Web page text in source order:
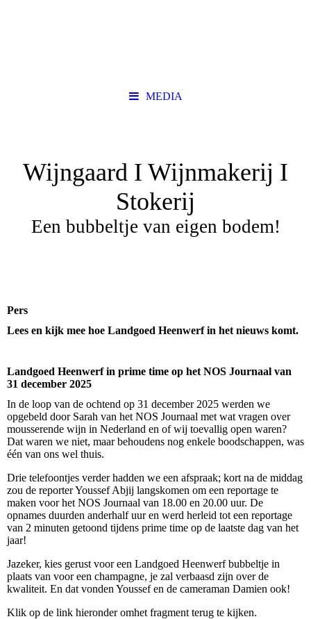
MEDIA
Wijngaard I Wijnmakerij I
Stokerij
Een bubbeltje van eigen bodem!
Pers
Lees en kijk mee hoe Landgoed Heenwerf in het nieuws komt.
Landgoed Heenwerf in prime time op het NOS Journaal van
31 december 2025
In de loop van de ochtend op 31 december 2025 werden we
opgebeld door Sarah van het NOS Journaal met wat vragen over
mousserende wijn in Nederland en of wij toevallig open waren?
Dat waren we niet, maar behoudens nog enkele boodschappen, was
één van ons wel thuis.
Drie telefoontjes verder hadden we een afspraak; kort na de middag
zou de reporter Youssef Abjij langskomen om een reportage te
maken voor het NOS Journaal van 18.00 en 20.00 uur. De
opnames duurden anderhalf uur en werd herleid tot een reportage
van 2 minuten getoond tijdens prime time op de laatste dag van het
jaar!
Jazeker, kies gerust voor een Landgoed Heenwerf bubbeltje in
plaats van voor een champagne, je zal verbaasd zijn over de
kwaliteit. En dat vonden Youssef en de cameraman Damien ook!
Klik op de link hieronder omhet fragment terug te kijken.